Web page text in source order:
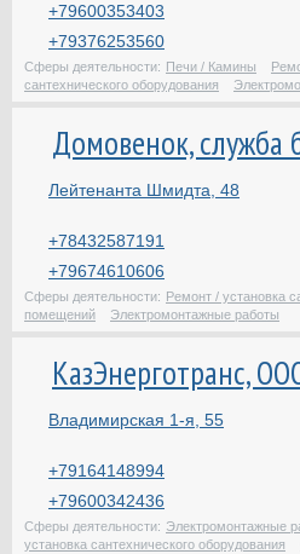
+79600353403
+79376253560
Сферы деятельности: Печи / Камины
сантехнического оборудования
Домовенок, служба
Лейтенанта Шмидта, 48
+78432587191
+79674610606
Сферы деятельности: Ремонт / установка
помещений
Электромонтажные работы
КазЭнерготранс,
Владимирская 1-я, 55
+79164148994
+79600342436
Сферы деятельности: Электромонтажные
установка сантехнического оборудования